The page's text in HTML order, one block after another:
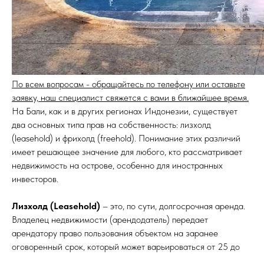
По всем вопросам - обращайтесь по телефону или оставьте
заявку, наш специалист свяжется с вами в ближайшее время.
На Бали, как и в других регионах Индонезии, существует
два основных типа прав на собственность: лизхолд
(leasehold) и фрихолд (freehold). Понимание этих различий
имеет решающее значение для любого, кто рассматривает
недвижимость на острове, особенно для иностранных
инвесторов.
Лизхолд (Leasehold) – это, по сути, долгосрочная аренда.
Владелец недвижимости (арендодатель) передает
арендатору право пользования объектом на заранее
оговоренный срок, который может варьироваться от 25 до